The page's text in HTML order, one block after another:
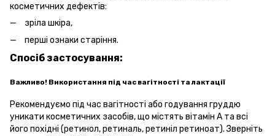
косметичних дефектів:
зріла шкіра,
перші ознаки старіння.
Спосіб застосування:
Важливо! Використання під час вагітності та лактації
Рекомендуємо під час вагітності або годування груддю
уникати косметичних засобів, що містять вітамін А та всі
його похідні (ретинол, ретиналь, ретиніл ретиноат). Зверніть